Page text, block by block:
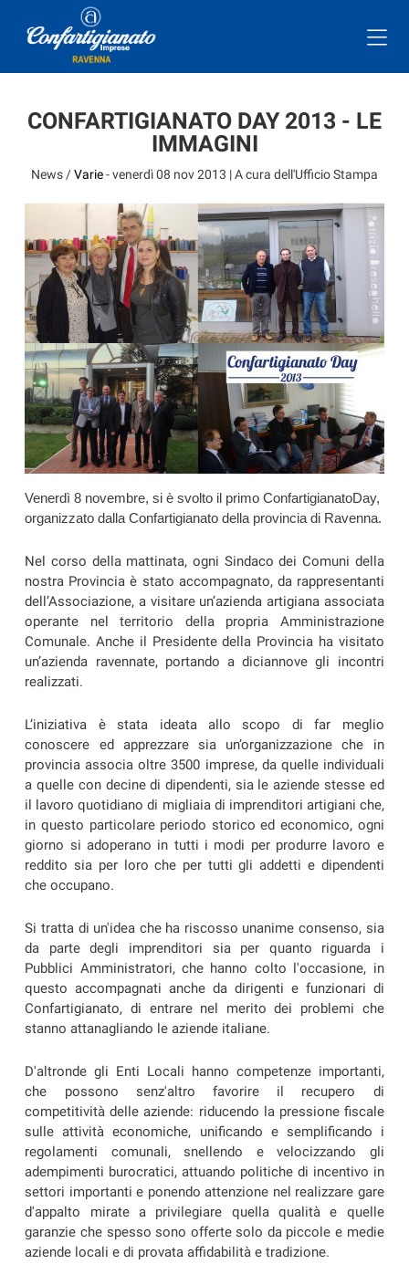
CONFARTIGIANATO DAY 2013 - LE
IMMAGINI
News /Varie-venerdì 08 nov 2013 | A cura dell'Ufficio Stampa
Venerdì 8 novembre, si è svolto il primo ConfartigianatoDay,
organizzato dalla Confartigianato della provincia di Ravenna.
Nel corso della mattinata, ogni Sindaco dei Comuni della
nostra Provincia è stato accompagnato, da rappresentanti
dell’Associazione, a visitare un’azienda artigiana associata
operante nel territorio della propria Amministrazione
Comunale. Anche il Presidente della Provincia ha visitato
un’azienda ravennate, portando a diciannove gli incontri
realizzati.
L’iniziativa è stata ideata allo scopo di far meglio
conoscere ed apprezzare sia un’organizzazione che in
provincia associa oltre 3500 imprese, da quelle individuali
a quelle con decine di dipendenti, sia le aziende stesse ed
il lavoro quotidiano di migliaia di imprenditori artigiani che,
in questo particolare periodo storico ed economico, ogni
giorno si adoperano in tutti i modi per produrre lavoro e
reddito sia per loro che per tutti gli addetti e dipendenti
che occupano.
Si tratta di un'idea che ha riscosso unanime consenso, sia
da parte degli imprenditori sia per quanto riguarda i
Pubblici Amministratori, che hanno colto l'occasione, in
questo accompagnati anche da dirigenti e funzionari di
Confartigianato, di entrare nel merito dei problemi che
stanno attanagliando le aziende italiane.
D'altronde gli Enti Locali hanno competenze importanti,
che possono senz'altro favorire il recupero di
competitività delle aziende: riducendo la pressione fiscale
sulle attività economiche, unificando e semplificando i
regolamenti comunali, snellendo e velocizzando gli
adempimenti burocratici, attuando politiche di incentivo in
settori importanti e ponendo attenzione nel realizzare gare
d'appalto mirate a privilegiare quella qualità e quelle
garanzie che spesso sono offerte solo da piccole e medie
aziende locali e di provata affidabilità e tradizione.